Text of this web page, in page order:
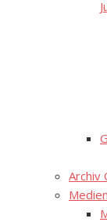
Archiv